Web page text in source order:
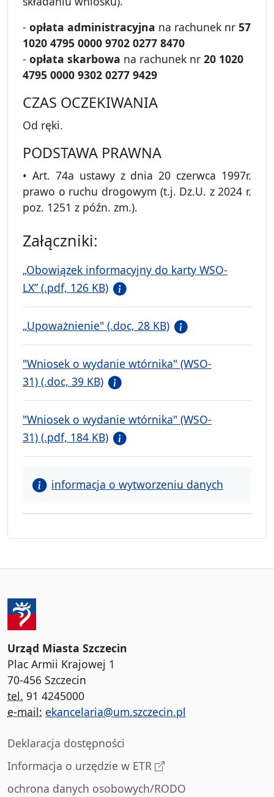
- opłata administracyjna na rachunek nr 57
1020 4795 0000 9702 0277 8470
- opłata skarbowa na rachunek nr 20 1020
4795 0000 9302 0277 9429
CZAS OCZEKIWANIA
Od ręki.
PODSTAWA PRAWNA
• Art. 74a ustawy z dnia 20 czerwca 1997r.
prawo o ruchu drogowym (t.j. Dz.U. z 2024 r.
poz. 1251 z późn. zm.).
Załączniki:
„Obowiązek informacyjny do karty WSO-
LX” (.pdf, 126 KB)
„Upoważnienie" (.doc, 28 KB)
"Wniosek o wydanie wtórnika" (WSO-
31) (.doc, 39 KB)
"Wniosek o wydanie wtórnika" (WSO-
31) (.pdf, 184 KB)
informacja o wytworzeniu danych
Urząd Miasta Szczecin
Plac Armii Krajowej 1
70-456 Szczecin
tel. 91 4245000
e-mail: ekancelaria@um.szczecin.pl
Deklaracja dostępności
Informacja o urzędzie w ETR
ochrona danych osobowych/RODO